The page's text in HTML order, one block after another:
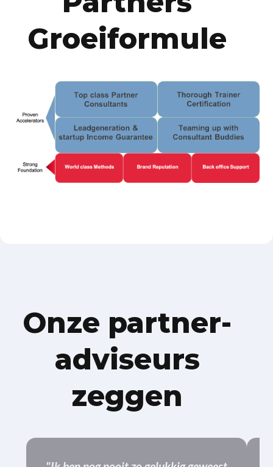
Groeiformule
Onze partner-
adviseurs
zeggen